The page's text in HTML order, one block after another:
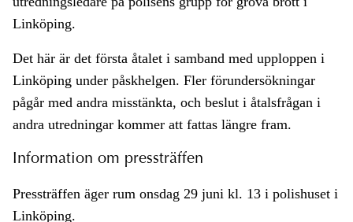
Linköping.
Det här är det första åtalet i samband med upploppen i
Linköping under påskhelgen. Fler förundersökningar
pågår med andra misstänkta, och beslut i åtalsfrågan i
andra utredningar kommer att fattas längre fram.
Information om pressträffen
Pressträffen äger rum onsdag 29 juni kl. 13 i polishuset i
Linköping.